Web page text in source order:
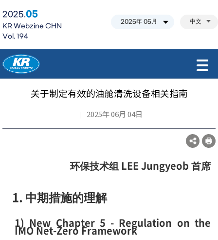
2025.05
KR Webzine CHN
Vol. 194
中文
关于制定有效的油舱清洗设备相关指南
2025年 06月 04日
环保技术组 LEE Jungyeob 首席
1. 中期措施的理解
1) New Chapter 5 - Regulation on the
IMO Net-Zero Framework